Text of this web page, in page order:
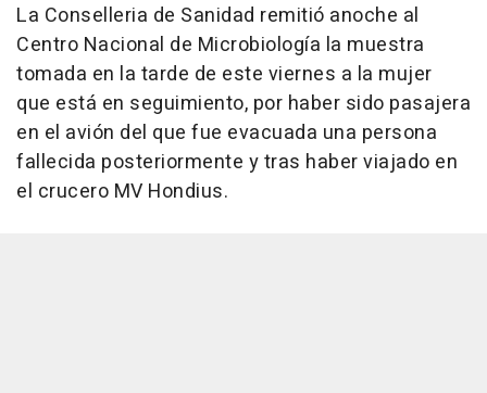
La Conselleria de Sanidad remitió anoche al
Centro Nacional de Microbiología la muestra
tomada en la tarde de este viernes a la mujer
que está en seguimiento, por haber sido pasajera
en el avión del que fue evacuada una persona
fallecida posteriormente y tras haber viajado en
el crucero MV Hondius.